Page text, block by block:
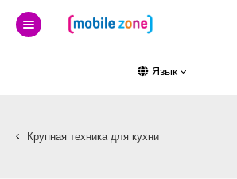
Язык
Крупная техника для кухни